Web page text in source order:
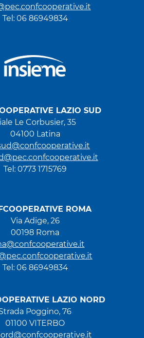
Tel: 06 86949834
LAZIO SUD
Le Corbusier, 35
04100 Latina
Tel: 0773 1715769
ROMA
Via Adige, 26
00198 Roma
Tel: 06 86949834
LAZIO NORD
Poggino, 76
01100 VITERBO